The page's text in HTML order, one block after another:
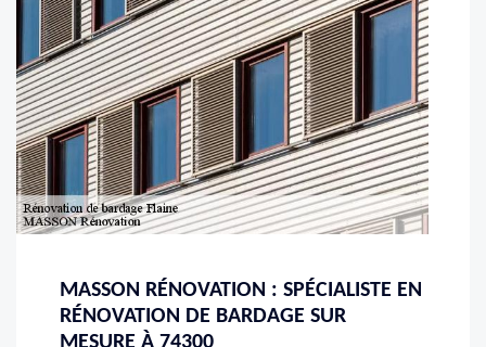
MASSON RÉNOVATION : SPÉCIALISTE EN
RÉNOVATION DE BARDAGE SUR
MESURE À 74300